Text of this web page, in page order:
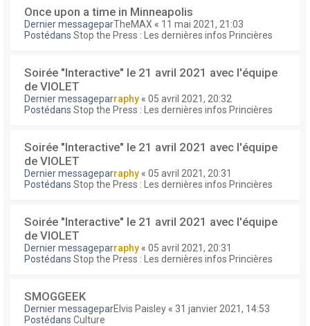
Once upon a time in Minneapolis
Dernier messageparTheMAX « 11 mai 2021, 21:03
Postédans Stop the Press : Les dernières infos Princières
Soirée "Interactive" le 21 avril 2021 avec l'équipe
de VIOLET
Dernier messageparraphy « 05 avril 2021, 20:32
Postédans Stop the Press : Les dernières infos Princières
Soirée "Interactive" le 21 avril 2021 avec l'équipe
de VIOLET
Dernier messageparraphy « 05 avril 2021, 20:31
Postédans Stop the Press : Les dernières infos Princières
Soirée "Interactive" le 21 avril 2021 avec l'équipe
de VIOLET
Dernier messageparraphy « 05 avril 2021, 20:31
Postédans Stop the Press : Les dernières infos Princières
SMOGGEEK
Dernier messageparElvis Paisley « 31 janvier 2021, 14:53
Postédans Culture